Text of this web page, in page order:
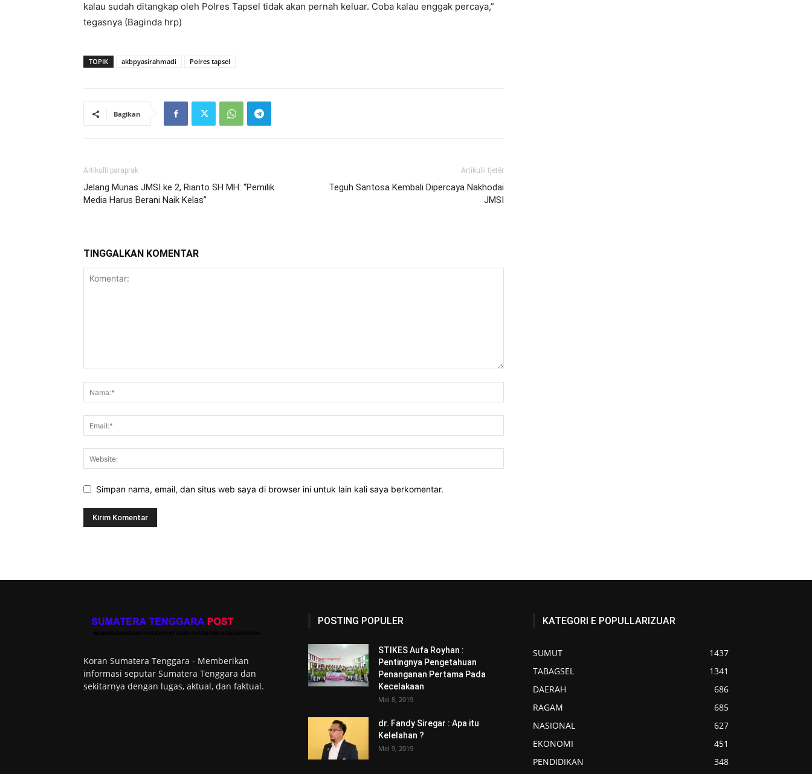
kalau sudah ditangkap oleh Polres Tapsel tidak akan pernah keluar. Coba kalau enggak percaya,”
tegasnya (Baginda hrp)
TOPIK akbpyasirahmadi Polres tapsel
Bagikan
Artikulli paraprak
Jelang Munas JMSI ke 2, Rianto SH MH: “Pemilik
Media Harus Berani Naik Kelas”
Artikulli tjetër
Teguh Santosa Kembali Dipercaya Nakhodai
JMSI
TINGGALKAN KOMENTAR
Simpan nama, email, dan situs web saya di browser ini untuk lain kali saya berkomentar.
Koran Sumatera Tenggara - Memberikan
informasi seputar Sumatera Tenggara dan
sekitarnya dengan lugas, aktual, dan faktual.
POSTING POPULER
STIKES Aufa Royhan :
Pentingnya Pengetahuan
Penanganan Pertama Pada
Kecelakaan
Mei 8, 2019
dr. Fandy Siregar : Apa itu
Kelelahan ?
Mei 9, 2019
KATEGORI E POPULLARIZUAR
SUMUT
1437
TABAGSEL
1341
DAERAH
686
RAGAM
685
NASIONAL
627
EKONOMI
451
PENDIDIKAN
348